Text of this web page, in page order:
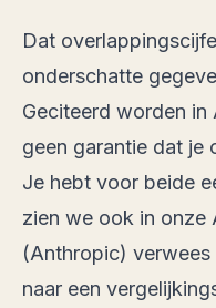
Dat
onderschatte
Geciteerd worden
geen garantie dat je
Je hebt voor beide
zien we ook in onze
(Anthropic)
naar een